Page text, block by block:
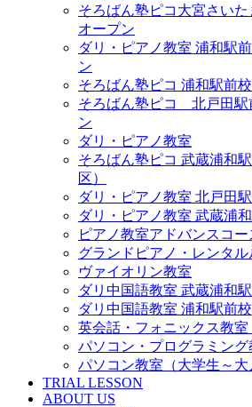
そろばん塾ピコ大宮さいた
オープン
ダリ・ピアノ教室 浦和駅
ン
そろばん塾ピコ 浦和駅前
そろばん塾ピコ 北戸田駅
ン
ダリ・ピアノ教室
そろばん塾ピコ 武蔵浦和
区）
ダリ・ピアノ教室 北戸田
ダリ・ピアノ教室 武蔵浦
ピアノ教室アドバンスコー
グランドピアノ・レンタル
ヴァイオリン教室
ダリ中国語教室 武蔵浦和
ダリ中国語教室 浦和駅前校
英会話・フォニックス教室
パソコン・プログラミング
パソコン教室（大学生～大
TRIAL LESSON
ABOUT US